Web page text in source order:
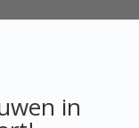
in